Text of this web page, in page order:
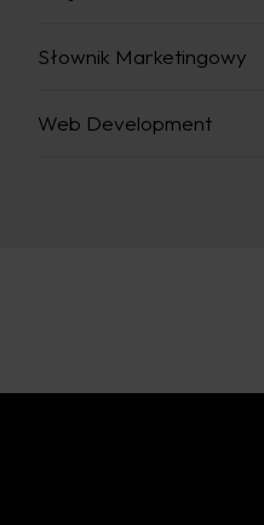
Słownik Marketingowy
Web Development